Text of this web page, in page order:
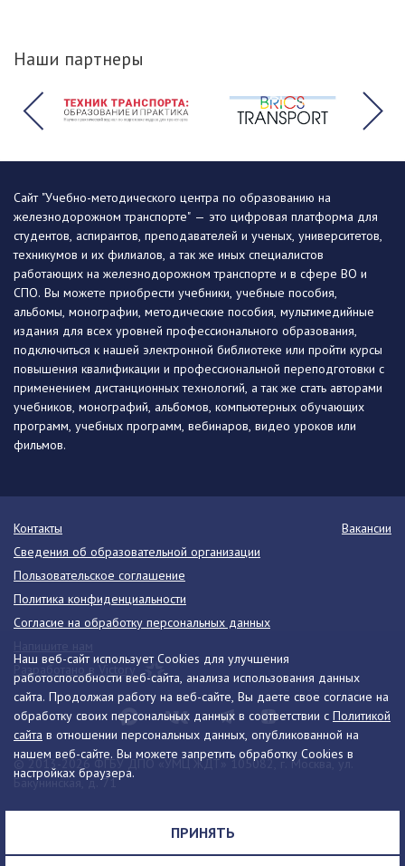
Наши партнеры
Наш веб-сайт использует Cookies для улучшения
работоспособности веб-сайта, анализа использования данных
сайта. Продолжая работу на веб-сайте, Вы даете свое согласие на
обработку своих персональных данных в соответствии с Политикой
сайта в отношении персональных данных, опубликованной на
нашем веб-сайте. Вы можете запретить обработку Cookies в
настройках браузера.
ПРИНЯТЬ
Сайт "Учебно-методического центра по образованию на
железнодорожном транспорте" — это цифровая платформа для
студентов, аспирантов, преподавателей и ученых, университетов,
техникумов и их филиалов, а так же иных специалистов
работающих на железнодорожном транспорте и в сфере ВО и
СПО. Вы можете приобрести учебники, учебные пособия,
альбомы, монографии, методические пособия, мультимедийные
издания для всех уровней профессионального образования,
подключиться к нашей электронной библиотеке или пройти курсы
повышения квалификации и профессиональной переподготовки с
применением дистанционных технологий, а так же стать авторами
учебников, монографий, альбомов, компьютерных обучающих
программ, учебных программ, вебинаров, видео уроков или
фильмов.
© 2013-2026 ФГБУ ДПО «УМЦ ЖДТ» 105082, г. Москва, ул.
Бакунинская, д. 71
Телефон:8 (495) 739-00-30 info@umczdt.ru
схема проезда
Контакты
Вакансии
Сведения об образовательной организации
Пользовательское соглашение
Политика конфиденциальности
Согласие на обработку персональных данных
Разработано в Victory